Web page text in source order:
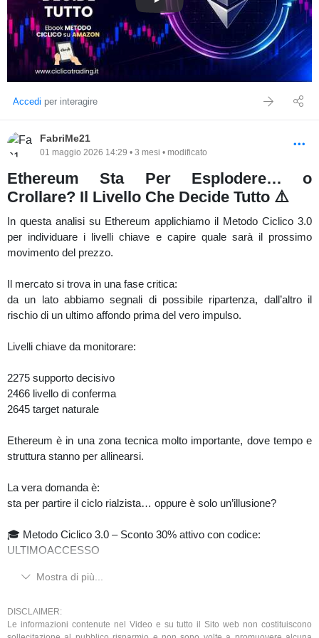
Entry Model, Eclipse Entry Model e Movimento di Giuda — gli
stessi usati in tutte le analisi di questo canale.
ETHEREUM: 1.670 Decide
Accedi per interagire
FabriMe21
01 maggio 2026 14:29 • 3 mesi • modificato
Ethereum Sta Per Esplodere… o
Crollare? Il Livello Che Decide Tutto ⚠️
In questa analisi su Ethereum applichiamo il Metodo Ciclico 3.0
per individuare i livelli chiave e capire quale sarà il prossimo
movimento del prezzo.
Il mercato si trova in una fase critica:
da un lato abbiamo segnali di possibile ripartenza, dall’altro il
rischio di un ultimo affondo prima del vero impulso.
Livelli chiave da monitorare:
2275 supporto decisivo
2466 livello di conferma
2645 target naturale
Ethereum è in una zona tecnica molto importante, dove tempo e
struttura stanno per allinearsi.
La vera domanda è:
sta per partire il ciclo rialzista… oppure è solo un’illusione?
🎓 Metodo Ciclico 3.0 – Sconto 30% attivo con codice:
ULTIMOACCESSO
Visita:https://www.ciclicatrading.it/metodo-ciclico-3-0-analisi-
⚠️ Contenuti a solo scopo informativo/educativo. Non sono
Mostra di più...
DISCLAIMER:
Le informazioni contenute nel Video e su tutto il Sito web non costituiscono